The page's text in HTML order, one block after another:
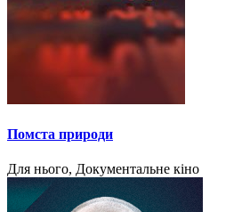
Помста природи
Для нього, Документальне кіно